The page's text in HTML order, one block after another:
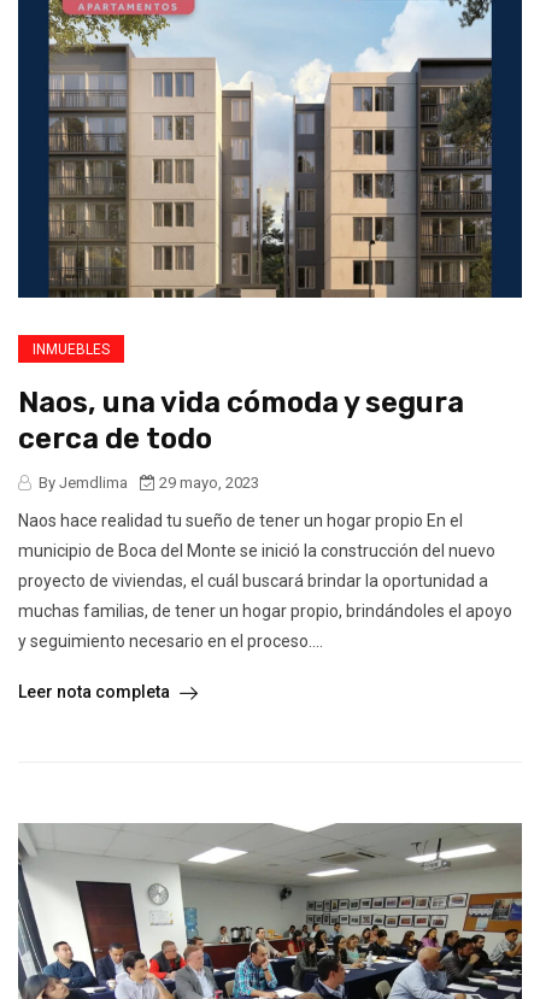
INMUEBLES
Naos, una vida cómoda y segura
cerca de todo
By Jemdlima 29 mayo, 2023
Naos hace realidad tu sueño de tener un hogar propio En el
municipio de Boca del Monte se inició la construcción del nuevo
proyecto de viviendas, el cuál buscará brindar la oportunidad a
muchas familias, de tener un hogar propio, brindándoles el apoyo
y seguimiento necesario en el proceso....
Leer nota completa